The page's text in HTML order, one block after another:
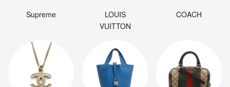
Supreme
LOUIS
VUITTON
COACH